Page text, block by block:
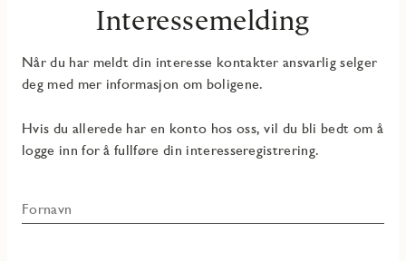
Interessemelding
Når du har meldt din interesse kontakter ansvarlig selger
deg med mer informasjon om boligene.
Hvis du allerede har en konto hos oss, vil du bli bedt om å
logge inn for å fullføre din interesseregistrering.
Fornavn